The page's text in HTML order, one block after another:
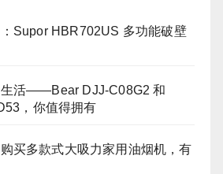
Supor HBR702US 多功能破壁
活——Bear DJJ‑C08G2 和
，你值得拥有
买多款式大吸力家用油烟机，有